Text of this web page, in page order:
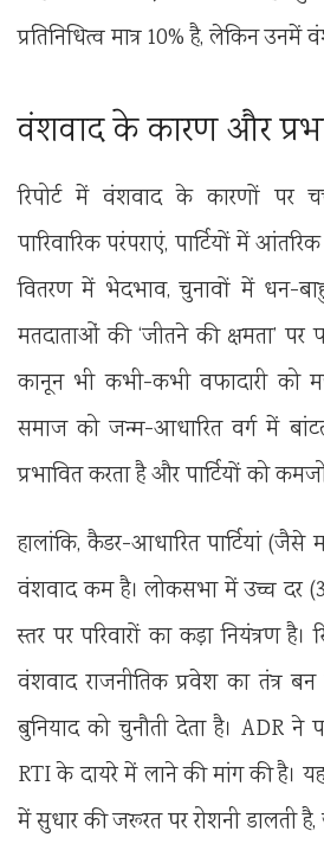
प्रतिनिधित्व मात्र 10% है, लेकिन
वंशवाद के कारण और
रिपोर्ट में वंशवाद के कारणों पर
पारिवारिक परंपराएं, पार्टियों में
वितरण में भेदभाव, चुनावों में धन-
मतदाताओं की ‘जीतने की क्षमता’
कानून भी कभी-कभी वफादारी को
समाज को जन्म-आधारित वर्ग में
प्रभावित करता है और पार्टियों को
हालांकि, कैडर-आधारित पार्टियां
वंशवाद कम है। लोकसभा में उच्च दर
स्तर पर परिवारों का कड़ा नियंत्रण है।
वंशवाद राजनीतिक प्रवेश का तंत्र
बुनियाद को चुनौती देता है। ADR ने
RTI के दायरे में लाने की मांग की है। यह
में सुधार की जरूरत पर रोशनी डालती है,